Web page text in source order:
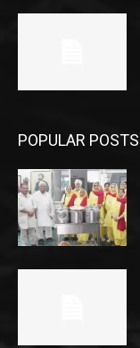
POPULAR POSTS